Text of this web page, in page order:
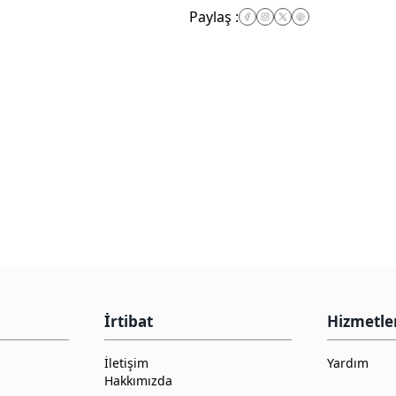
Paylaş :
İrtibat
İletişim
Hakkımızda
Yardım